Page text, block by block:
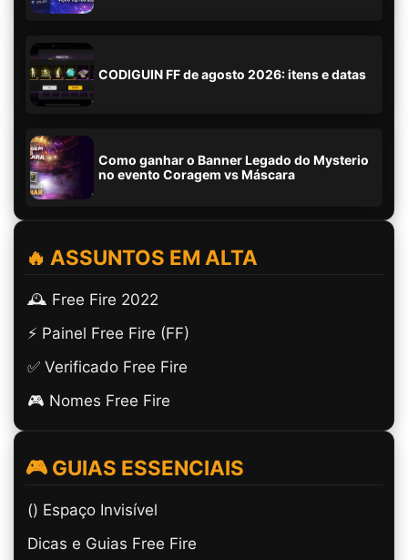
CODIGUIN FF de agosto 2026: itens e datas
Como ganhar o Banner Legado do Mysterio
no evento Coragem vs Máscara
🔥 ASSUNTOS EM ALTA
🕰️ Free Fire 2022
⚡ Painel Free Fire (FF)
✅ Verificado Free Fire
🎮 Nomes Free Fire
🎮 GUIAS ESSENCIAIS
(ㅤ) Espaço Invisível
Dicas e Guias Free Fire